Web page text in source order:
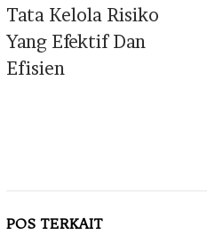
Tata Kelola Risiko
Yang Efektif Dan
Efisien
POS TERKAIT